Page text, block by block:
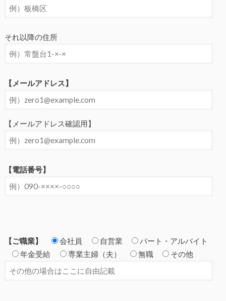
それ以降の住所
【メールアドレス】
【メールアドレス確認用】
【電話番号】
【ご職業】 会社員 自営業
パート・アルバイト
年金受給
専業主婦（夫） 無職 その他